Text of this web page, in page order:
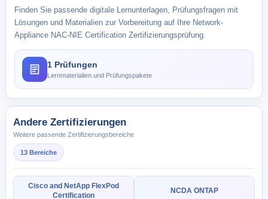
Finden Sie passende digitale Lernunterlagen, Prüfungsfragen mit
Lösungen und Materialien zur Vorbereitung auf Ihre Network-
Appliance NAC-NIE Certification Zertifizierungsprüfung.
1 Prüfungen
Lernmaterialien und Prüfungspakete
Andere Zertifizierungen
Weitere passende Zertifizierungsbereiche
13 Bereiche
Cisco and NetApp FlexPod
Certification
NCDA ONTAP